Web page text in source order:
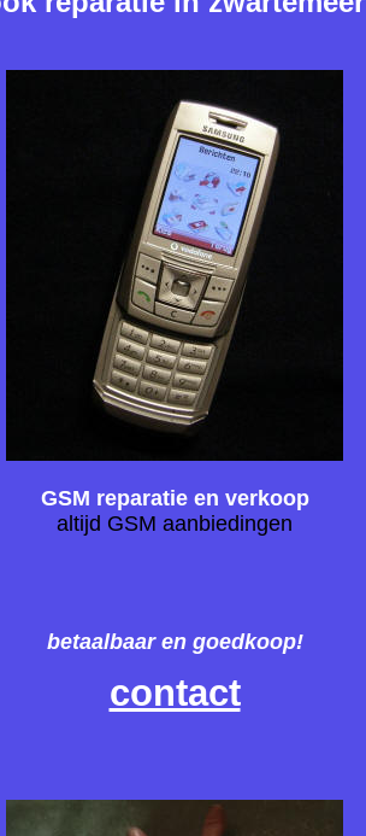
GSM reparatie en verkoop
altijd GSM aanbiedingen
betaalbaar en goedkoop!
contact